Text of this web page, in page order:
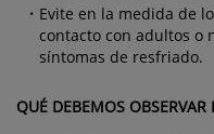
Evite en la medida de
contacto con adultos o
síntomas de resfriado.
QUÉ DEBEMOS OBSERVAR